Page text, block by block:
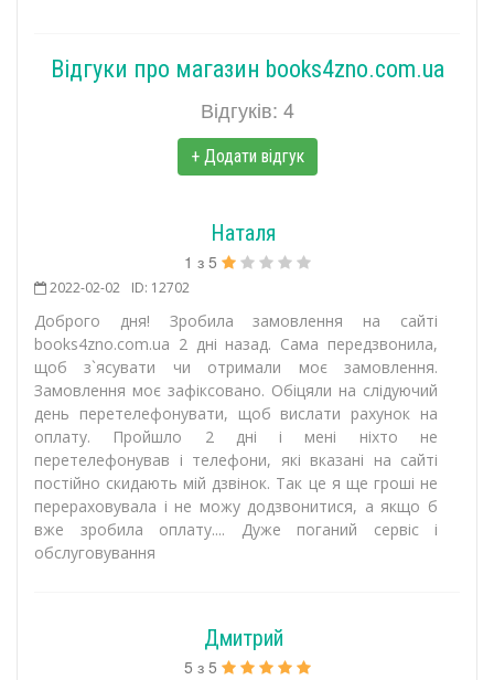
Відгуки про магазин books4zno.com.ua
Відгуків: 4
+ Додати відгук
Наталя
1 з 5
2022-02-02 ID: 12702
Доброго дня! Зробила замовлення на сайті
books4zno.com.ua 2 дні назад. Сама передзвонила,
щоб з`ясувати чи отримали моє замовлення.
Замовлення моє зафіксовано. Обіцяли на слідуючий
день перетелефонувати, щоб вислати рахунок на
оплату. Пройшло 2 дні і мені ніхто не
перетелефонував і телефони, які вказані на сайті
постійно скидають мій дзвінок. Так це я ще гроші не
перераховувала і не можу додзвонитися, а якщо б
вже зробила оплату.... Дуже поганий сервіс і
обслуговування
Дмитрий
5 з 5